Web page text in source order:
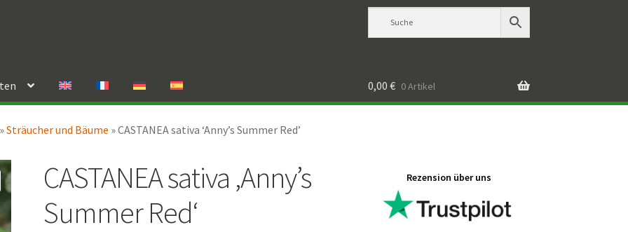
0,00 € 0 Artikel
»Sträucher und Bäume »CASTANEA sativa ‘Anny’s Summer Red’
CASTANEA sativa ‚Anny’s
Summer Red‘
Rezension über uns